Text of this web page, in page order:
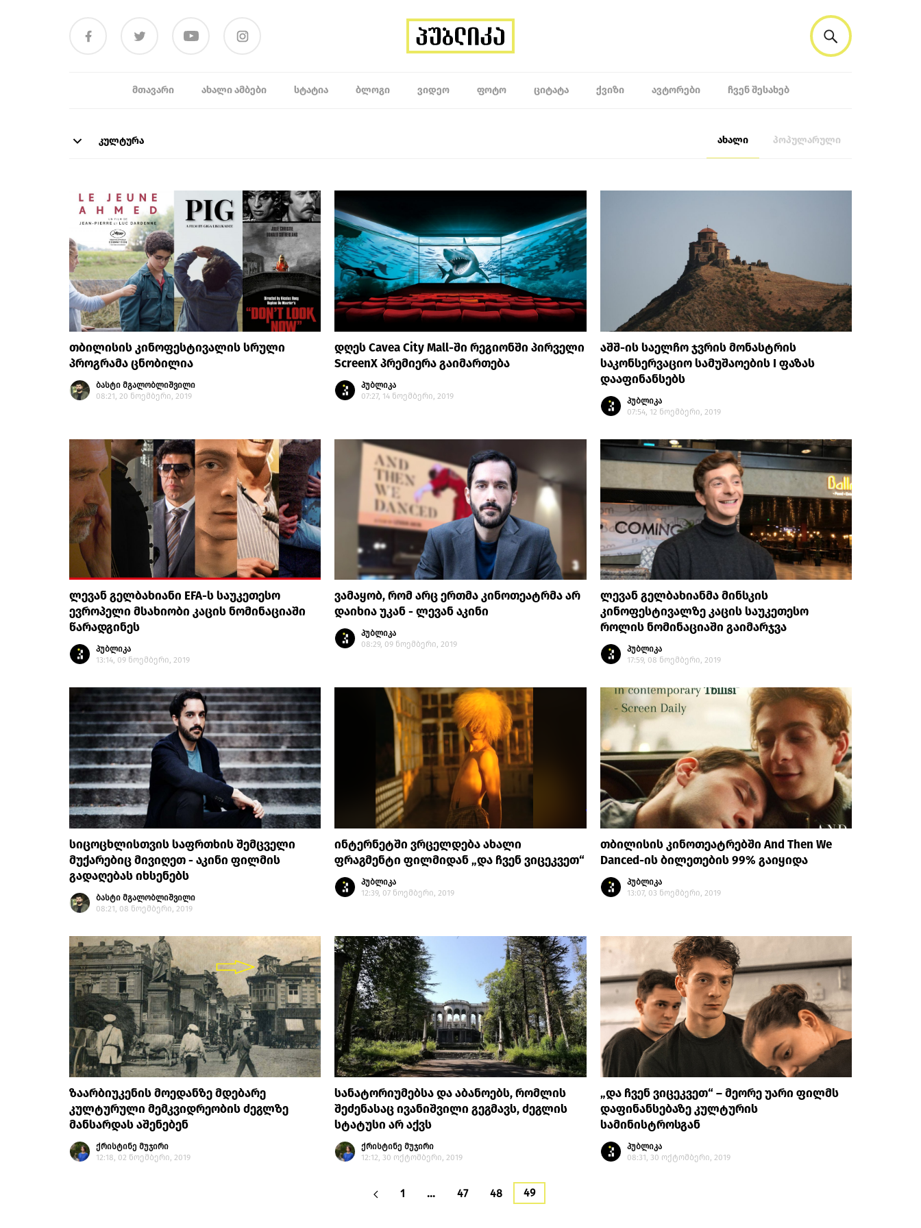
ᲛᲗᲐᲕᲐᲠᲘ ᲐᲮᲐᲚᲘ ᲐᲛᲑᲔᲑᲘ ᲡᲢᲐᲢᲘᲐ ᲑᲚᲝᲒᲘ ᲕᲘᲓᲔᲝ ᲤᲝᲢᲝ ᲪᲘᲢᲐᲢᲐ ᲥᲕᲘᲖᲘ ᲐᲕᲢᲝᲠᲔᲑᲘ ᲩᲕᲔᲜ ᲨᲔᲡᲐᲮᲔᲑ
კულტურა ახალი პოპულარული
თბილისის კინოფესტივალის სრული
პროგრამა ცნობილია
ბასტი მგალობლიშვილი
08:21, 20 ნოემბერი, 2019
დღეს Cavea City Mall-ში რეგიონში პირველი
ScreenX პრემიერა გაიმართება
პუბლიკა
07:27, 14 ნოემბერი, 2019
აშშ-ის საელჩო ჯვრის მონასტრის
საკონსერვაციო სამუშაოების I ფაზას
დააფინანსებს
პუბლიკა
07:54, 12 ნოემბერი, 2019
ლევან გელბახიანი EFA-ს საუკეთესო
ევროპელი მსახიობი კაცის ნომინაციაში
წარადგინეს
პუბლიკა
13:14, 09 ნოემბერი, 2019
ვამაყობ, რომ არც ერთმა კინოთეატრმა არ
დაიხია უკან - ლევან აკინი
პუბლიკა
08:29, 09 ნოემბერი, 2019
ლევან გელბახიანმა მინსკის
კინოფესტივალზე კაცის საუკეთესო
როლის ნომინაციაში გაიმარჯვა
პუბლიკა
17:59, 08 ნოემბერი, 2019
სიცოცხლისთვის საფრთხის შემცველი
მუქარებიც მივიღეთ - აკინი ფილმის
გადაღებას იხსენებს
ბასტი მგალობლიშვილი
08:21, 08 ნოემბერი, 2019
ინტერნეტში ვრცელდება ახალი
ფრაგმენტი ფილმიდან „და ჩვენ ვიცეკვეთ“
პუბლიკა
12:39, 07 ნოემბერი, 2019
თბილისის კინოთეატრებში And Then We
Danced-ის ბილეთების 99% გაიყიდა
პუბლიკა
13:07, 03 ნოემბერი, 2019
ზაარბიუკენის მოედანზე მდებარე
კულტურული მემკვიდრეობის ძეგლზე
მანსარდას აშენებენ
ქრისტინე მუჯირი
12:18, 02 ნოემბერი, 2019
სანატორიუმებსა და აბანოებს, რომლის
შეძენასაც ივანიშვილი გეგმავს, ძეგლის
სტატუსი არ აქვს
ქრისტინე მუჯირი
12:12, 30 ოქტომბერი, 2019
„და ჩვენ ვიცეკვეთ“ – მეორე უარი ფილმს
დაფინანსებაზე კულტურის
სამინისტროსგან
პუბლიკა
08:31, 30 ოქტომბერი, 2019
1 … 47 48 49